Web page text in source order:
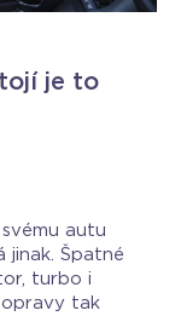
je to
autu
jinak. Špatné
turbo i
opravy tak